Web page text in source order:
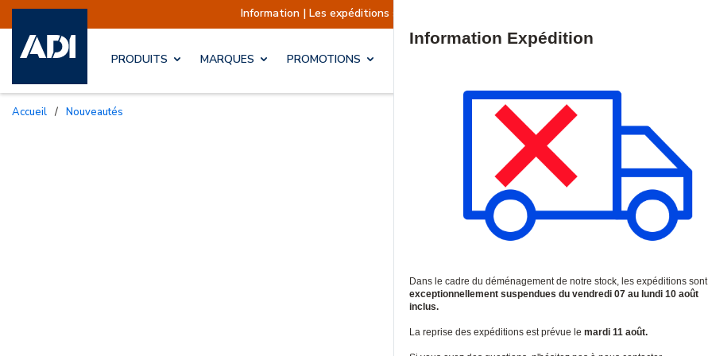
Information | Les expéditions sont actuellement suspendues Reprise prévue le mardi
PRODUITS MARQUES PROMOTIONS
Accueil / Nouveautés